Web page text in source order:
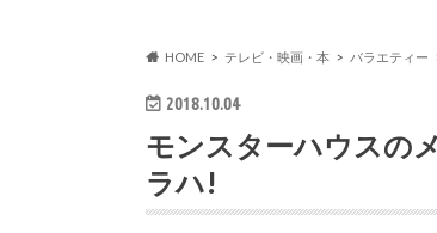
HOME テレビ・映画・本 バラエティー
2018.10.04
モンスターハウスの
ラハ!